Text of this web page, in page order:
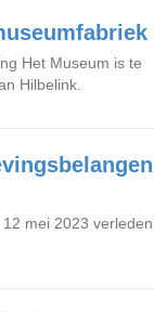
Het Museum is te
Hilbelink.
mei 2023 verleden